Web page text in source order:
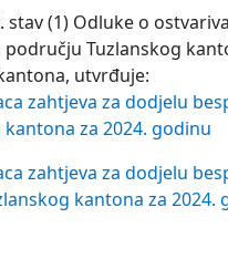
stav (1) Odluke o
Tuzlanskog
utvrđuje:
zahtjeva za dodjelu
za 2024. godinu
zahtjeva za dodjelu
kantona za 2024.